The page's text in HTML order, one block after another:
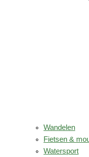
Wandelen
Fietsen &
Watersport